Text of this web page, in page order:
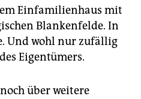
Einfamilienhaus mit
Blankenfelde. In
Und wohl nur zufällig
Eigentümers.
über weitere